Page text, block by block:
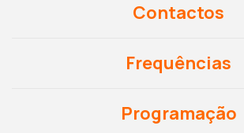
Contactos
Frequências
Programação